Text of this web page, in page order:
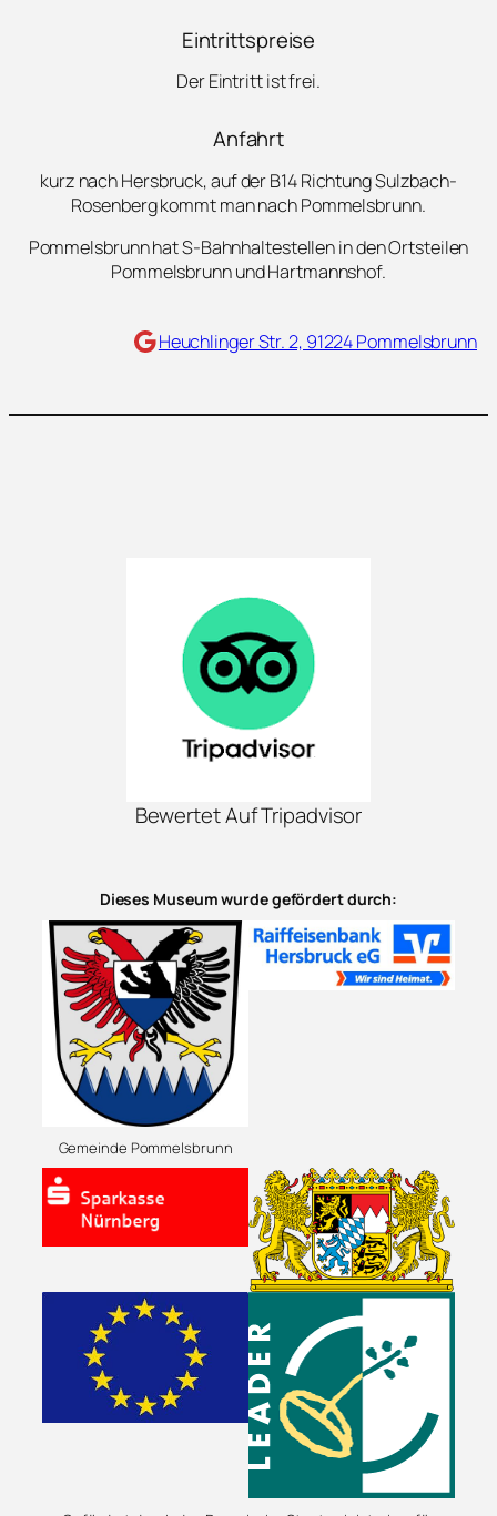
Eintrittspreise
Der Eintritt ist frei.
Anfahrt
kurz nach Hersbruck, auf der B14 Richtung Sulzbach-
Rosenberg kommt man nach Pommelsbrunn.
Pommelsbrunn hat S-Bahnhaltestellen in den Ortsteilen
Pommelsbrunn und Hartmannshof.
Maps Heuchlinger Str. 2, 91224 Pommelsbrunn
Bewertet Auf Tripadvisor
Dieses Museum wurde gefördert durch:
Gemeinde Pommelsbrunn